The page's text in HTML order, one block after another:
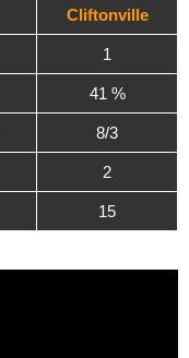
Cliftonville
1
41 %
8/3
2
15